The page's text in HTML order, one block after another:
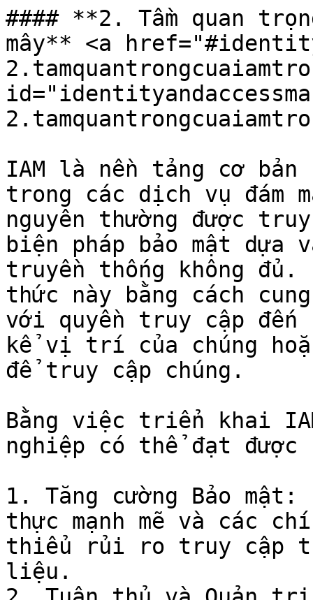
#### **2. Tầm quan
mây** <a
IAM là nền tảng cơ
trong các dịch vụ đám
nguyên thường được
biện pháp bảo mật
truyền thống không đủ.
thức này bằng cách
với quyền truy cập đến
kể vị trí của chúng
để truy cập chúng.
Bằng việc triển khai
nghiệp có thể đạt
1. Tăng cường Bảo
thực mạnh mẽ và các
thiểu rủi ro truy cập
liệu.